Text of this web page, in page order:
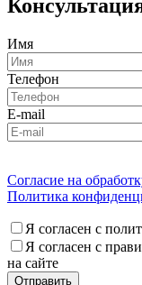
Имя
Телефон
E-mail
Согласие на
Политика
Я согласен с
Я согласен с
на сайте